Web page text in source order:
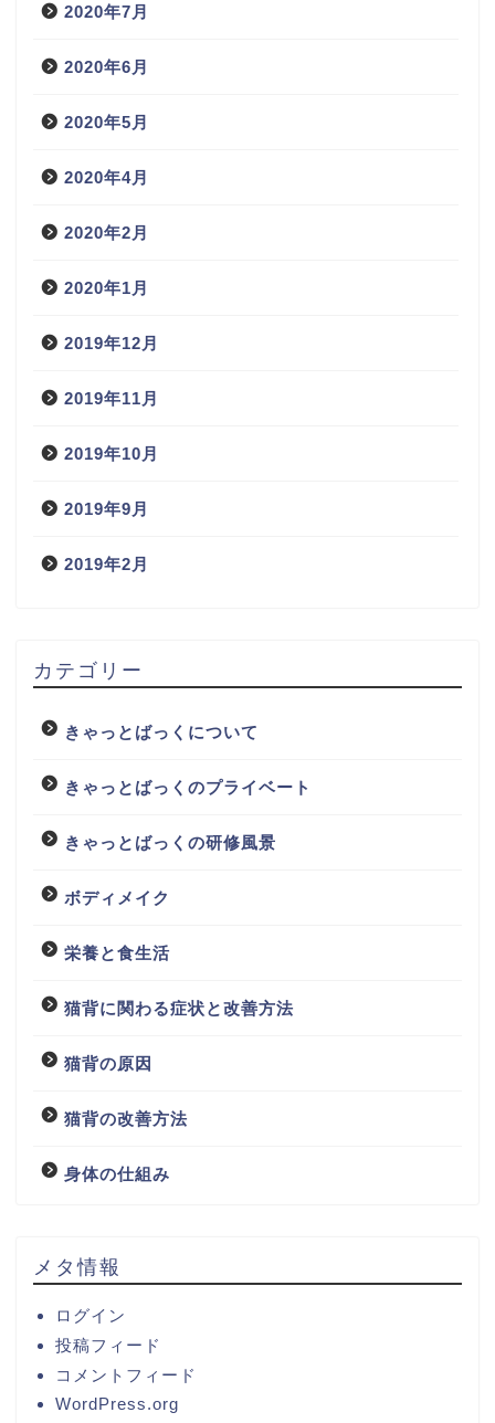
2020年7月
2020年6月
2020年5月
2020年4月
2020年2月
2020年1月
2019年12月
2019年11月
2019年10月
2019年9月
2019年2月
カテゴリー
きゃっとばっくについて
きゃっとばっくのプライベート
きゃっとばっくの研修風景
ボディメイク
栄養と食生活
猫背に関わる症状と改善方法
猫背の原因
猫背の改善方法
身体の仕組み
メタ情報
ログイン
投稿フィード
コメントフィード
WordPress.org